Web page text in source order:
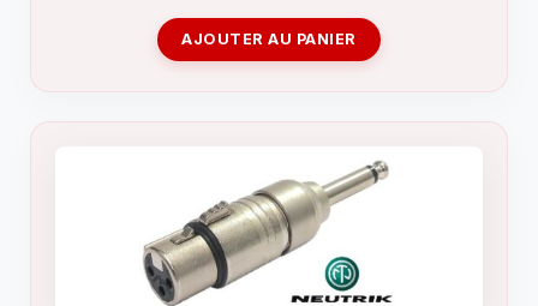
AJOUTER AU PANIER